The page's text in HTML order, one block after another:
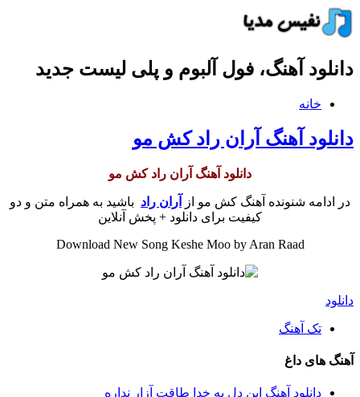
دانلود آهنگ، فول آلبوم و پلی لیست جدید
خانه
دانلود آهنگ آران راد کش مو
دانلود آهنگ آران راد کش مو
در ادامه شنونده آهنگ کش مو از آران راد باشید به همراه متن و دو
کیفیت برای دانلود + پخش آنلاین
Download New Song Keshe Moo by Aran Raad
دانلود
تک آهنگ
آهنگ های داغ
دانلود آهنگ این دل به خدا طاقت آزار نداره